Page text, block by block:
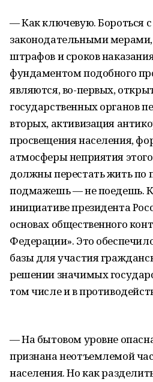
— Как ключевую. Бороться
законодательными
штрафов и сроков
фундаментом подобного
являются, во-первых,
государственных органов
вторых, активизация
просвещения населения,
атмосферы неприятия
должны перестать жить по
подмажешь — не поедешь.
инициативе президента
основах общественного
Федерации». Это
базы для участия
решении значимых
том числе и в
— На бытовом уровне
признана неотъемлемой
населения. Но как